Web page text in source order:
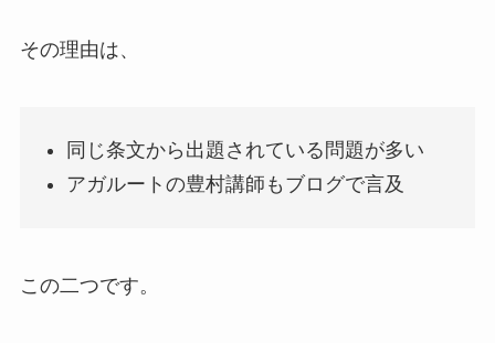
その理由は、
同じ条文から出題されている問題が多い
アガルートの豊村講師もブログで言及
この二つです。